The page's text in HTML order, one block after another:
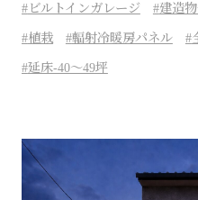
ビルトインガレージ 建造
植栽 輻射冷暖房パネル
延床-40～49坪